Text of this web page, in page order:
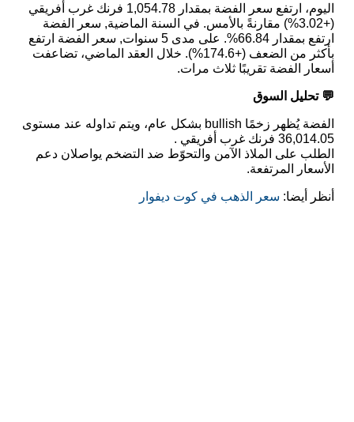
اليوم، ارتفع سعر الفضة بمقدار 1,054.78 فرنك غرب أفريقي
(+3.02%) مقارنةً بالأمس. في السنة الماضية, سعر الفضة
ارتفع بمقدار 66.84%. على مدى 5 سنوات, سعر الفضة ارتفع
بأكثر من الضعف (+174.6%). خلال العقد الماضي، تضاعفت
أسعار الفضة تقريبًا ثلاث مرات.
💬 تحليل السوق
الفضة يُظهر زخمًا bullish بشكل عام، ويتم تداوله عند مستوى
36,014.05 فرنك غرب أفريقي .
الطلب على الملاذ الآمن والتحوّط ضد التضخم يواصلان دعم
الأسعار المرتفعة.
أنظر أيضا: سعر الذهب في كوت ديفوار